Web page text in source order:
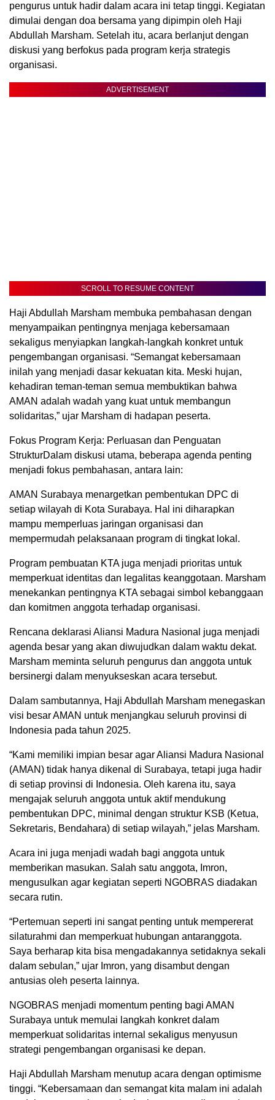
pengurus untuk hadir dalam acara ini tetap tinggi. Kegiatan
dimulai dengan doa bersama yang dipimpin oleh Haji
Abdullah Marsham. Setelah itu, acara berlanjut dengan
diskusi yang berfokus pada program kerja strategis
organisasi.
ADVERTISEMENT
SCROLL TO RESUME CONTENT
Haji Abdullah Marsham membuka pembahasan dengan
menyampaikan pentingnya menjaga kebersamaan
sekaligus menyiapkan langkah-langkah konkret untuk
pengembangan organisasi. “Semangat kebersamaan
inilah yang menjadi dasar kekuatan kita. Meski hujan,
kehadiran teman-teman semua membuktikan bahwa
AMAN adalah wadah yang kuat untuk membangun
solidaritas,” ujar Marsham di hadapan peserta.
Fokus Program Kerja: Perluasan dan Penguatan
StrukturDalam diskusi utama, beberapa agenda penting
menjadi fokus pembahasan, antara lain:
AMAN Surabaya menargetkan pembentukan DPC di
setiap wilayah di Kota Surabaya. Hal ini diharapkan
mampu memperluas jaringan organisasi dan
mempermudah pelaksanaan program di tingkat lokal.
Program pembuatan KTA juga menjadi prioritas untuk
memperkuat identitas dan legalitas keanggotaan. Marsham
menekankan pentingnya KTA sebagai simbol kebanggaan
dan komitmen anggota terhadap organisasi.
Rencana deklarasi Aliansi Madura Nasional juga menjadi
agenda besar yang akan diwujudkan dalam waktu dekat.
Marsham meminta seluruh pengurus dan anggota untuk
bersinergi dalam menyukseskan acara tersebut.
Dalam sambutannya, Haji Abdullah Marsham menegaskan
visi besar AMAN untuk menjangkau seluruh provinsi di
Indonesia pada tahun 2025.
“Kami memiliki impian besar agar Aliansi Madura Nasional
(AMAN) tidak hanya dikenal di Surabaya, tetapi juga hadir
di setiap provinsi di Indonesia. Oleh karena itu, saya
mengajak seluruh anggota untuk aktif mendukung
pembentukan DPC, minimal dengan struktur KSB (Ketua,
Sekretaris, Bendahara) di setiap wilayah,” jelas Marsham.
Acara ini juga menjadi wadah bagi anggota untuk
memberikan masukan. Salah satu anggota, Imron,
mengusulkan agar kegiatan seperti NGOBRAS diadakan
secara rutin.
“Pertemuan seperti ini sangat penting untuk mempererat
silaturahmi dan memperkuat hubungan antaranggota.
Saya berharap kita bisa mengadakannya setidaknya sekali
dalam sebulan,” ujar Imron, yang disambut dengan
antusias oleh peserta lainnya.
NGOBRAS menjadi momentum penting bagi AMAN
Surabaya untuk memulai langkah konkret dalam
memperkuat solidaritas internal sekaligus menyusun
strategi pengembangan organisasi ke depan.
Haji Abdullah Marsham menutup acara dengan optimisme
tinggi. “Kebersamaan dan semangat kita malam ini adalah